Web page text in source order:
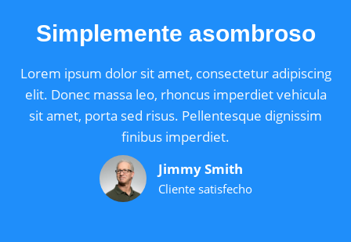
Simplemente asombroso
Lorem ipsum dolor sit amet, consectetur adipiscing
elit. Donec massa leo, rhoncus imperdiet vehicula
sit amet, porta sed risus. Pellentesque dignissim
finibus imperdiet.
Jimmy Smith
Cliente satisfecho